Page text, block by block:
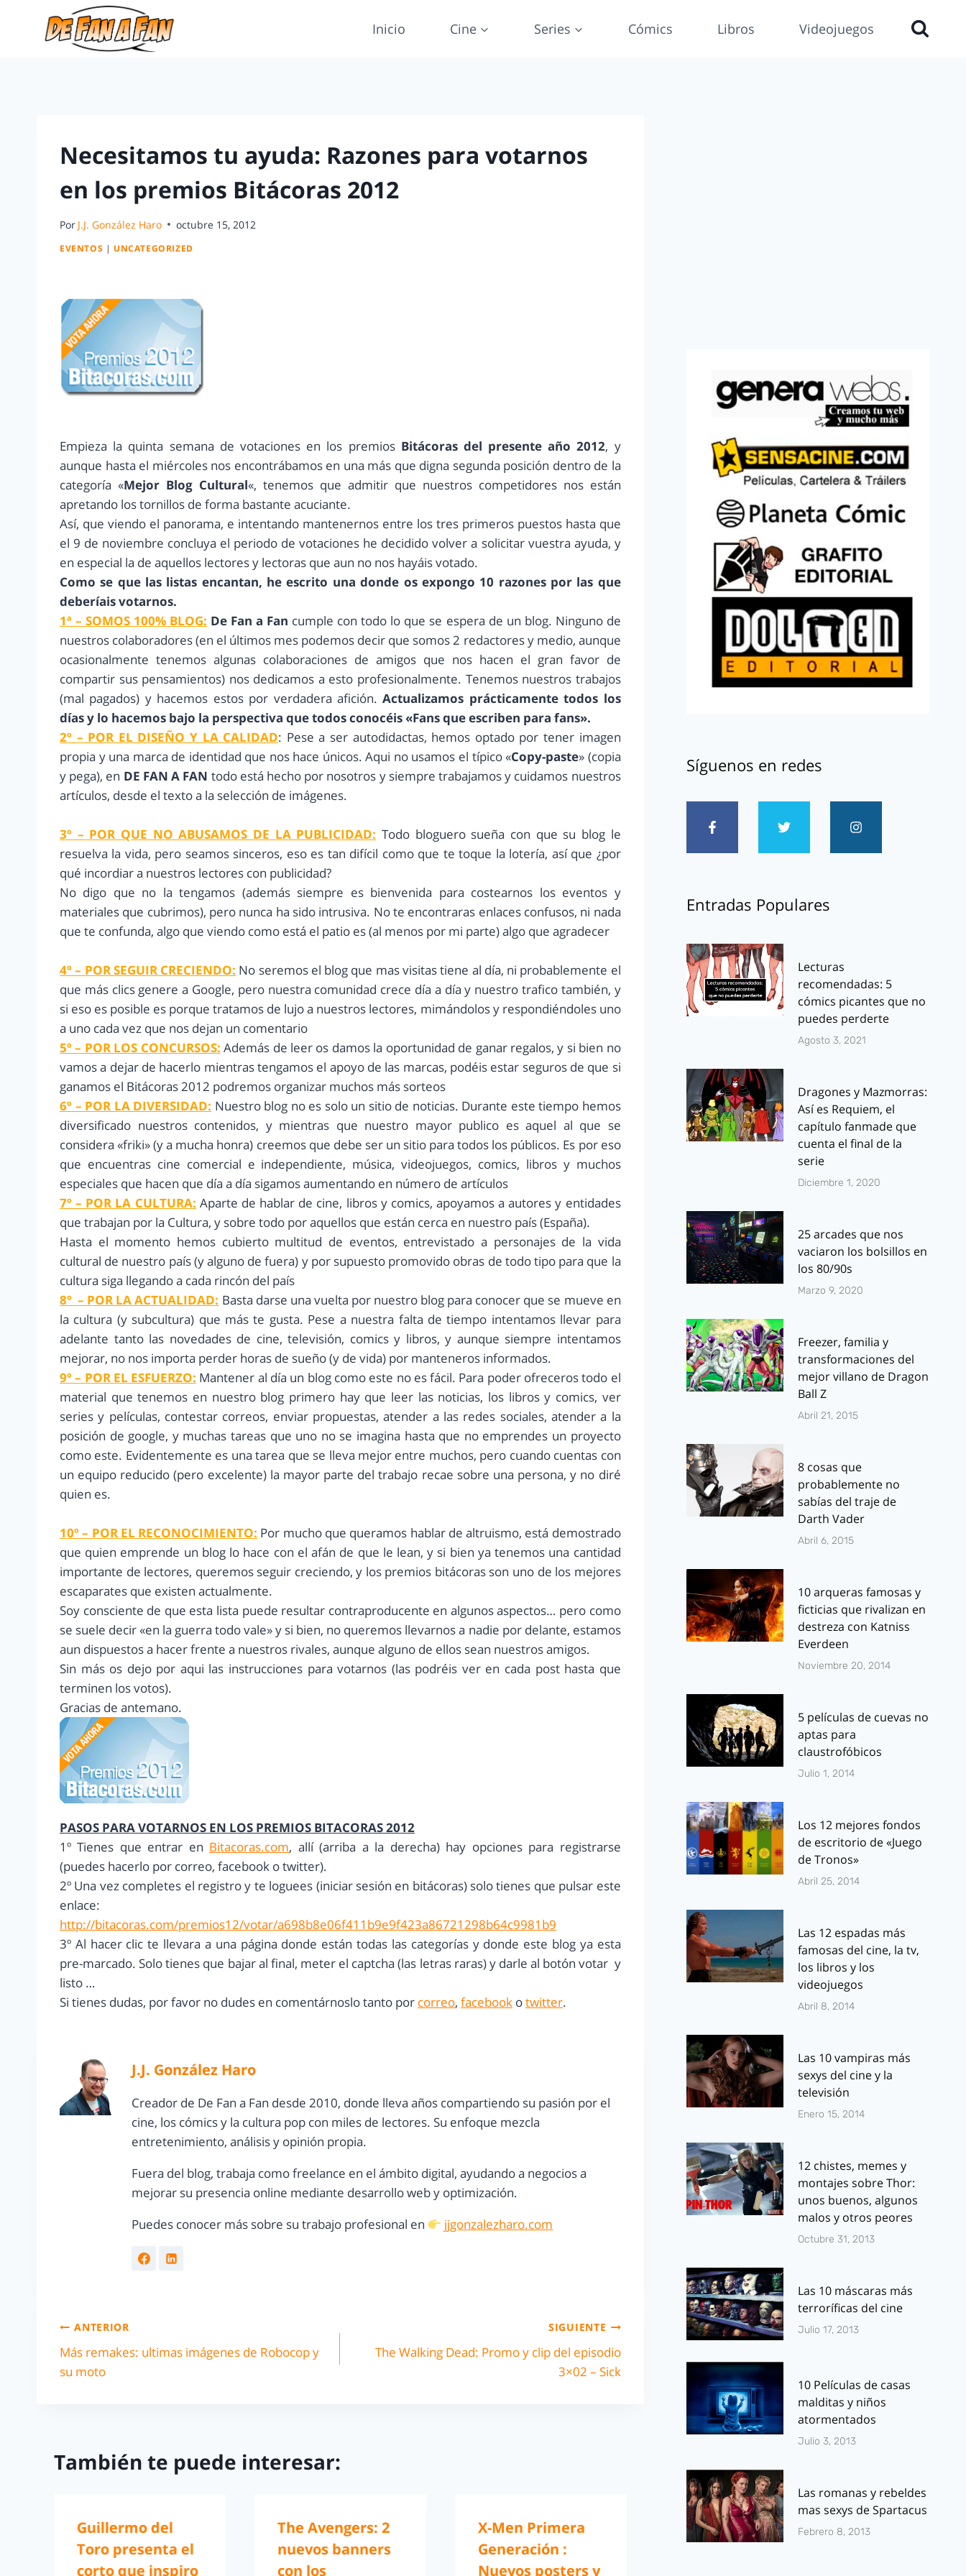
Inicio Cine Series Cómics Libros Videojuegos
Necesitamos tu ayuda: Razones para votarnos
en los premios Bitácoras 2012
Por J.J. González Haro octubre 15, 2012
EVENTOS | UNCATEGORIZED
Empieza la quinta semana de votaciones en los premios Bitácoras del presente año 2012, y
aunque hasta el miércoles nos encontrábamos en una más que digna segunda posición dentro de la
categoría «Mejor Blog Cultural«, tenemos que admitir que nuestros competidores nos están
apretando los tornillos de forma bastante acuciante.
Así, que viendo el panorama, e intentando mantenernos entre los tres primeros puestos hasta que
el 9 de noviembre concluya el periodo de votaciones he decidido volver a solicitar vuestra ayuda, y
en especial la de aquellos lectores y lectoras que aun no nos hayáis votado.
Como se que las listas encantan, he escrito una donde os expongo 10 razones por las que
deberíais votarnos.
1ª – SOMOS 100% BLOG: De Fan a Fan cumple con todo lo que se espera de un blog. Ninguno de
nuestros colaboradores (en el últimos mes podemos decir que somos 2 redactores y medio, aunque
ocasionalmente tenemos algunas colaboraciones de amigos que nos hacen el gran favor de
compartir sus pensamientos) nos dedicamos a esto profesionalmente. Tenemos nuestros trabajos
(mal pagados) y hacemos estos por verdadera afición.Actualizamos prácticamente todos los
días y lo hacemos bajo la perspectiva que todos conocéis «Fans que escriben para fans».
2º – POR EL DISEÑO Y LA CALIDAD: Pese a ser autodidactas, hemos optado por tener imagen
propia y una marca de identidad que nos hace únicos. Aqui no usamos el típico «Copy-paste» (copia
y pega), en DE FAN A FAN todo está hecho por nosotros y siempre trabajamos y cuidamos nuestros
artículos, desde el texto a la selección de imágenes.
3º – POR QUE NO ABUSAMOS DE LA PUBLICIDAD: Todo bloguero sueña con que su blog le
resuelva la vida, pero seamos sinceros, eso es tan difícil como que te toque la lotería, así que ¿por
qué incordiar a nuestros lectores con publicidad?
No digo que no la tengamos (además siempre es bienvenida para costearnos los eventos y
materiales que cubrimos), pero nunca ha sido intrusiva. No te encontraras enlaces confusos, ni nada
que te confunda, algo que viendo como está el patio es (al menos por mi parte) algo que agradecer
4º – POR SEGUIR CRECIENDO: No seremos el blog que mas visitas tiene al día, ni probablemente el
que más clics genere a Google, pero nuestra comunidad crece día a día y nuestro trafico también, y
si eso es posible es porque tratamos de lujo a nuestros lectores, mimándolos y respondiéndoles uno
a uno cada vez que nos dejan un comentario
5º – POR LOS CONCURSOS: Además de leer os damos la oportunidad de ganar regalos, y si bien no
vamos a dejar de hacerlo mientras tengamos el apoyo de las marcas, podéis estar seguros de que si
ganamos el Bitácoras 2012 podremos organizar muchos más sorteos
6º – POR LA DIVERSIDAD: Nuestro blog no es solo un sitio de noticias. Durante este tiempo hemos
diversificado nuestros contenidos, y mientras que nuestro mayor publico es aquel al que se
considera «friki» (y a mucha honra) creemos que debe ser un sitio para todos los públicos. Es por eso
que encuentras cine comercial e independiente, música, videojuegos, comics, libros y muchos
especiales que hacen que día a día sigamos aumentando en número de artículos
7º – POR LA CULTURA: Aparte de hablar de cine, libros y comics, apoyamos a autores y entidades
que trabajan por la Cultura, y sobre todo por aquellos que están cerca en nuestro país (España).
Hasta el momento hemos cubierto multitud de eventos, entrevistado a personajes de la vida
cultural de nuestro país (y alguno de fuera) y por supuesto promovido obras de todo tipo para que la
cultura siga llegando a cada rincón del país
8º – POR LA ACTUALIDAD: Basta darse una vuelta por nuestro blog para conocer que se mueve en
la cultura (y subcultura) que más te gusta. Pese a nuestra falta de tiempo intentamos llevar para
adelante tanto las novedades de cine, televisión, comics y libros, y aunque siempre intentamos
mejorar, no nos importa perder horas de sueño (y de vida) por manteneros informados.
9º – POR EL ESFUERZO: Mantener al día un blog como este no es fácil. Para poder ofreceros todo el
material que tenemos en nuestro blog primero hay que leer las noticias, los libros y comics, ver
series y películas, contestar correos, enviar propuestas, atender a las redes sociales, atender a la
posición de google, y muchas tareas que uno no se imagina hasta que no emprendes un proyecto
como este. Evidentemente es una tarea que se lleva mejor entre muchos, pero cuando cuentas con
un equipo reducido (pero excelente) la mayor parte del trabajo recae sobre una persona, y no diré
quien es.
10º – POR EL RECONOCIMIENTO: Por mucho que queramos hablar de altruismo, está demostrado
que quien emprende un blog lo hace con el afán de que le lean, y si bien ya tenemos una cantidad
importante de lectores, queremos seguir creciendo, y los premios bitácoras son uno de los mejores
escaparates que existen actualmente.
Soy consciente de que esta lista puede resultar contraproducente en algunos aspectos… pero como
se suele decir «en la guerra todo vale» y si bien, no queremos llevarnos a nadie por delante, estamos
aun dispuestos a hacer frente a nuestros rivales, aunque alguno de ellos sean nuestros amigos.
Sin más os dejo por aqui las instrucciones para votarnos (las podréis ver en cada post hasta que
terminen los votos).
Gracias de antemano.
PASOS PARA VOTARNOS EN LOS PREMIOS BITACORAS 2012
1º Tienes que entrar en Bitacoras.com, allí (arriba a la derecha) hay opciones para registrarse
(puedes hacerlo por correo, facebook o twitter).
2º Una vez completes el registro y te loguees (iniciar sesión en bitácoras) solo tienes que pulsar este
enlace:
http://bitacoras.com/premios12/votar/a698b8e06f411b9e9f423a86721298b64c9981b9
3º Al hacer clic te llevara a una página donde están todas las categorías y donde este blog ya esta
pre-marcado. Solo tienes que bajar al final, meter el captcha (las letras raras) y darle al botón votar y
listo …
Si tienes dudas, por favor no dudes en comentárnoslo tanto por correo, facebook otwitter.
J.J. González Haro
Creador de De Fan a Fan desde 2010, donde lleva años compartiendo su pasión por el
cine, los cómics y la cultura pop con miles de lectores. Su enfoque mezcla
entretenimiento, análisis y opinión propia.
Fuera del blog, trabaja como freelance en el ámbito digital, ayudando a negocios a
mejorar su presencia online mediante desarrollo web y optimización.
Puedes conocer más sobre su trabajo profesional en
jjgonzalezharo.com
ANTERIOR
Más remakes: ultimas imágenes de Robocop y
su moto
SIGUIENTE
The Walking Dead: Promo y clip del episodio
3×02 – Sick
También te puede interesar:
Guillermo del
Toro presenta el
corto que inspiro
The Avengers: 2
nuevos banners
con los
X-Men Primera
Generación :
Nuevos posters y
The Walking
Síguenos en redes
Entradas Populares
Lecturas
recomendadas: 5
cómics picantes que no
puedes perderte
Agosto 3, 2021
Dragones y Mazmorras:
Así es Requiem, el
capítulo fanmade que
cuenta el final de la
serie
Diciembre 1, 2020
25 arcades que nos
vaciaron los bolsillos en
los 80/90s
Marzo 9, 2020
Freezer, familia y
transformaciones del
mejor villano de Dragon
Ball Z
Abril 21, 2015
8 cosas que
probablemente no
sabías del traje de
Darth Vader
Abril 6, 2015
10 arqueras famosas y
ficticias que rivalizan en
destreza con Katniss
Everdeen
Noviembre 20, 2014
5 películas de cuevas no
aptas para
claustrofóbicos
Julio 1, 2014
Los 12 mejores fondos
de escritorio de «Juego
de Tronos»
Abril 25, 2014
Las 12 espadas más
famosas del cine, la tv,
los libros y los
videojuegos
Abril 8, 2014
Las 10 vampiras más
sexys del cine y la
televisión
Enero 15, 2014
12 chistes, memes y
montajes sobre Thor:
unos buenos, algunos
malos y otros peores
Octubre 31, 2013
Las 10 máscaras más
terroríficas del cine
Julio 17, 2013
10 Películas de casas
malditas y niños
atormentados
Julio 3, 2013
Las romanas y rebeldes
mas sexys de Spartacus
Febrero 8, 2013